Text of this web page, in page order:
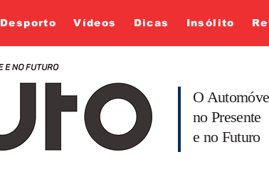
Desporto Vídeos Dicas Insólito
O
no Presente
e no Futuro